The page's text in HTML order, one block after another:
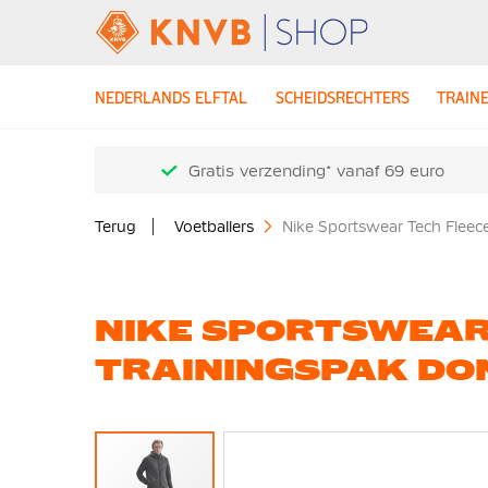
NEDERLANDS ELFTAL SCHEIDSRECHTERS
Gratis verzending* vanaf 69 euro
Terug Voetballers Nike Sportswear Tech
NIKE
TRAININGSPAK
Ga